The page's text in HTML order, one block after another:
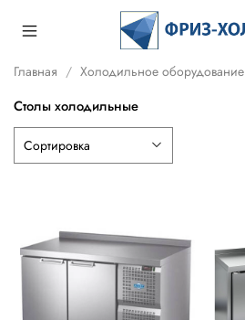
Главная Холодильное оборудование
Столы холодильные